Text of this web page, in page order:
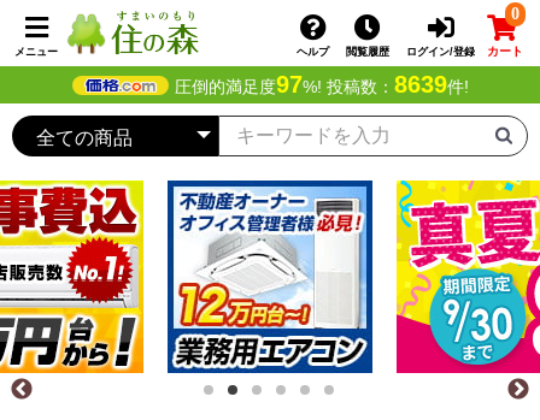
メニュー ヘルプ 閲覧履歴 ログイン/登録
0
カート
圧倒的満足度97%! 投稿数： 8639件!